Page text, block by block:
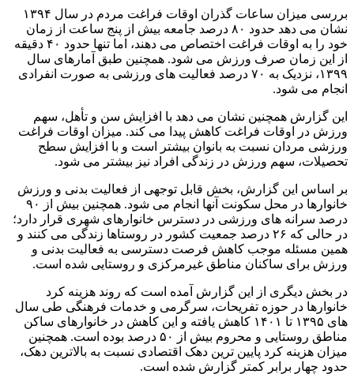
بررسی میزان ساعات گذران اوقات فراغت مردم در سال ۱۳۹۴
نشان می دهد حدود ۸۰ درصد جامعه بیش از پنج ساعت از زمان
خود را به اوقات فراغت اختصاص می دهند، اما تنها حدود ۴۰ دقیقه
از این زمان صرف ورزش می شود. همچنین طبق آمارهای سال
۱۳۹۹، نزدیک به ۷۰ درصد فعالیت های ورزشی به صورت انفرادی
انجام می شود.
این گزارش همچنین نشان می دهد با افزایش سن و تأهل، سهم
ورزش در اوقات فراغت کاهش پیدا می کند. میزان اوقات فراغت
ورزشی مردان نسبت به بانوان بیشتر است و با افزایش سطح
تحصیلات، سهم ورزش در زندگی افراد نیز بیشتر می شود.
بر اساس این گزارش، بخش قابل توجهی از فعالیت بدنی و ورزش
خانوارها در محل سکونت آنها انجام می شود. همچنین بیش از ۹۰
درصد سرانه های ورزشی در دسترس خانوارهای شهری قرار دارد؛
در حالی که ۲۶ درصد جمعیت کشور در روستاها زندگی می کنند و
همین مسئله موجب کاهش فرصت دسترسی به فعالیت بدنی و
ورزش برای ساکنان مناطق غیرمرکزی و روستایی شده است.
در بخش دیگری از این گزارش آمده است که روند هزینه کرد
خانوارها در حوزه تفریحات، سرگرمی و خدمات فرهنگی طی سال
های ۱۳۹۵ تا ۱۴۰۱ کاهش یافته و این کاهش در خانوارهای ساکن
مناطق روستایی و محروم بیش از ۵۰ درصد بوده است. همچنین
میزان هزینه کرد پایین ترین دهک اقتصادی نسبت به بالاترین دهک،
حدود چهار برابر کمتر گزارش شده است.